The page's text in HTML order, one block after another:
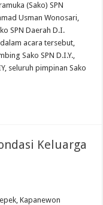
(Sako) SPN
Usman Wonosari,
SPN Daerah D.I.
acara tersebut,
Sako SPN D.I.Y.,
seluruh pimpinan Sako
Keluarga
Kapanewon